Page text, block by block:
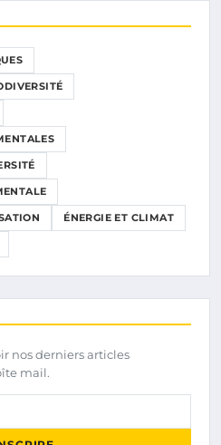
ÉNERGIE ET CLIMAT
nos derniers articles
mail.